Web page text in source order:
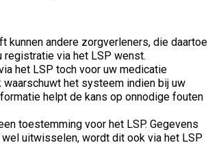
kunnen andere zorgverleners, die daartoe
registratie via het LSP wenst.
het LSP toch voor uw medicatie
het systeem indien bij uw
helpt de kans op onnodige fouten
toestemming voor het LSP. Gegevens
uitwisselen, wordt dit ook via het LSP